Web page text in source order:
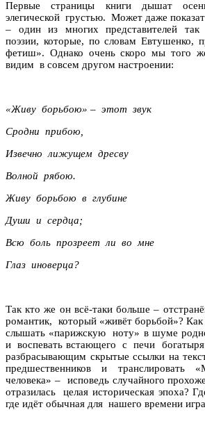
Первые страницы книги дышат
элегической грустью. Может даже
– один из многих представителей так
поэзии, которые, по словам
фетиш». Однако очень скоро мы того
видим в совсем другом настроении:
«Живу борьбою» – этот звук
Сродни прибою,
Извечно лижущем дресву
Волной рябою.
Живу борьбою в глубине
Души и сердца;
Всю боль прозреет ли во мне
Глаз иноверца?
Так кто же он всё-таки больше –
романтик, который «живёт борьбой»?
слышать «парижскую ноту» в шуме
и воспевать встающего с печи
разбрасывающим скрытые ссылки на
предшественников и транслировать
человека» – исповедь случайного
отразилась целая историческая эпоха?
где идёт обычная для нашего времени